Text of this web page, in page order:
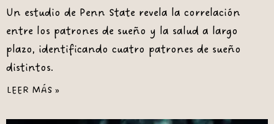
Un estudio de Penn State revela la correlación
entre los patrones de sueño y la salud a largo
plazo, identificando cuatro patrones de sueño
distintos.
LEER MÁS »